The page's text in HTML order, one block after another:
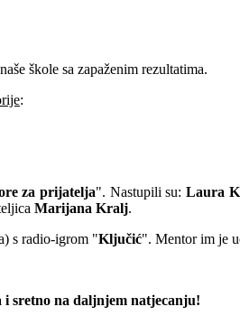
škole sa zapaženim rezultatima.
:
za prijatelja". Nastupili su: Laura
Marijana Kralj.
s radio-igrom "Ključić". Mentor im je
i sretno na daljnjem natjecanju!